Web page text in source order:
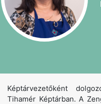
Képtárvezetőként
Tihamér Képtárban. A